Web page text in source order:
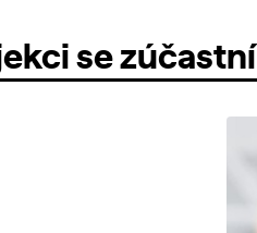
se zúčastní